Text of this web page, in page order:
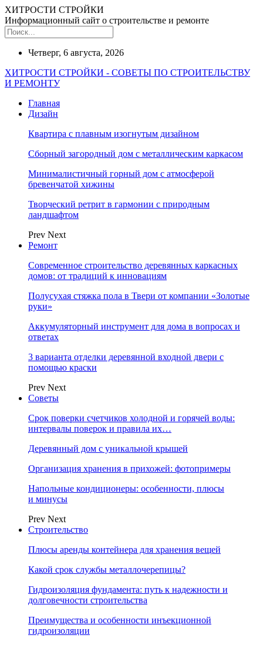
ХИТРОСТИ СТРОЙКИ
Информационный сайт о строительстве и ремонте
Четверг, 6 августа, 2026
ХИТРОСТИ СТРОЙКИ - СОВЕТЫ ПО СТРОИТЕЛЬСТВУ
И РЕМОНТУ
Главная
Дизайн
Квартира с плавным изогнутым дизайном
Сборный загородный дом с металлическим каркасом
Минималистичный горный дом с атмосферой
бревенчатой хижины
Творческий ретрит в гармонии с природным
ландшафтом
Prev Next
Ремонт
Современное строительство деревянных каркасных
домов: от традиций к инновациям
Полусухая стяжка пола в Твери от компании «Золотые
руки»
Аккумуляторный инструмент для дома в вопросах и
ответах
3 варианта отделки деревянной входной двери с
помощью краски
Prev Next
Советы
Срок поверки счетчиков холодной и горячей воды:
интервалы поверок и правила их…
Деревянный дом с уникальной крышей
Организация хранения в прихожей: фотопримеры
Напольные кондиционеры: особенности, плюсы
и минусы
Prev Next
Строительство
Плюсы аренды контейнера для хранения вещей
Какой срок службы металлочерепицы?
Гидроизоляция фундамента: путь к надежности и
долговечности строительства
Преимущества и особенности инъекционной
гидроизоляции